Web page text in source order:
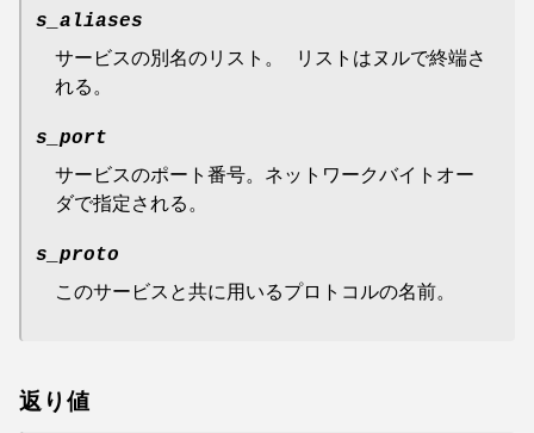
s_aliases
サービスの別名のリスト。 リストはヌルで終端さ
れる。
s_port
サービスのポート番号。ネットワークバイトオー
ダで指定される。
s_proto
このサービスと共に用いるプロトコルの名前。
返り値